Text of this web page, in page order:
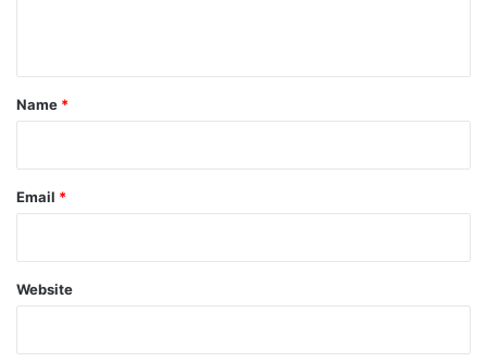
*
Name *
Email *
Website